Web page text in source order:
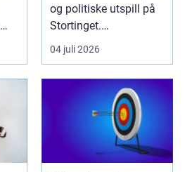
og politiske utspill på
Stortinget.
Nyhetsbildet form...
04 juli 2026